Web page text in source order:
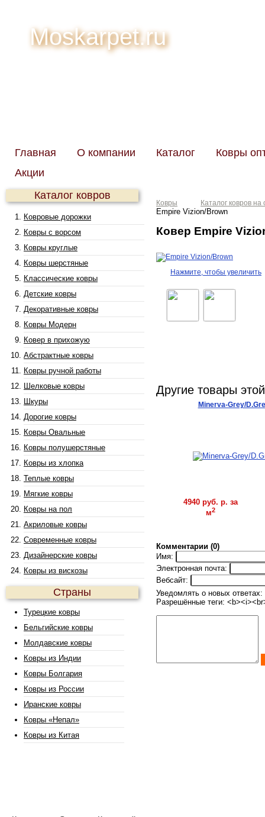
Moskarpet.ru
Главная О компании Каталог
Ковры
Акции
Каталог ковров
Ковровые дорожки
Ковры с ворсом
Ковры круглые
Ковры шерстяные
Классические ковры
Детские ковры
Декоративные ковры
Ковры Модерн
Ковер в прихожую
Абстрактные ковры
Ковры ручной работы
Шелковые ковры
Шкуры
Дорогие ковры
Ковры Овальные
Ковры полушерстяные
Ковры из хлопка
Теплые ковры
Мягкие ковры
Ковры на пол
Акриловые ковры
Современные ковры
Дизайнерские ковры
Ковры из вискозы
Страны
Турецкие ковры
Бельгийские ковры
Молдавские ковры
Ковры из Индии
Ковры Болгария
Ковры из России
Иранские ковры
Ковры «Непал»
Ковры из Китая
Ковры Каталог ковров
Empire Vizion/Brown
Ковер Empire
Нажмите, чтобы увеличить
Другие товары
Minerva-Grey/
4940 руб. р. за
м2
Купить
Комментарии (0)
Имя:
Электронная почта:
Вебсайт:
Уведомлять о новых ответах:
Разрешённые теги: